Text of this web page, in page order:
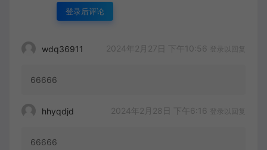
登录后评论
wdq36911 2024年2月27日 下午10:56 登录以回复
66666
hhyqdjd 2024年2月28日 下午6:16 登录以回复
66666